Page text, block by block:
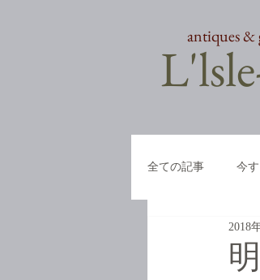
antiques &
全ての記事 今
2018